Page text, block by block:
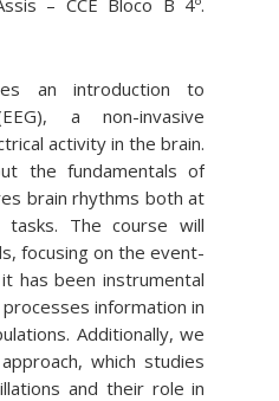
an introduction to
a non-invasive
activity in the brain.
the fundamentals of
brain rhythms both at
The course will
focusing on the event-
has been instrumental
information in
Additionally, we
which studies
and their role in